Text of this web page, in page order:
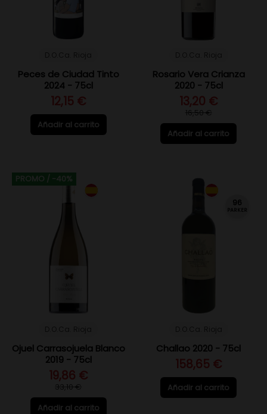
Peces de Ciudad Tinto
2024 - 75cl
12,15 €
Añadir al carrito
Rosario Vera Crianza
2020 - 75cl
13,20 €
16,50 €
Añadir al carrito
PROMO / -40%
Ojuel Carrasojuela Blanco
2019 - 75cl
19,86 €
33,10 €
Añadir al carrito
96
PARKER
Challao 2020 - 75cl
158,65 €
Añadir al carrito